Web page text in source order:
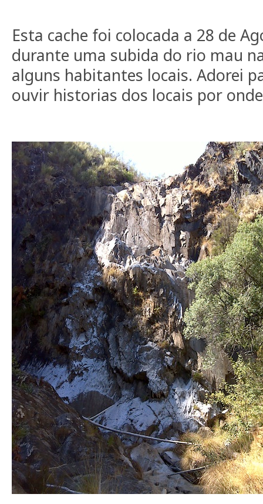
Esta cache foi colocada a 28 de
durante uma subida do rio mau
alguns habitantes locais. Adorei
ouvir historias dos locais por